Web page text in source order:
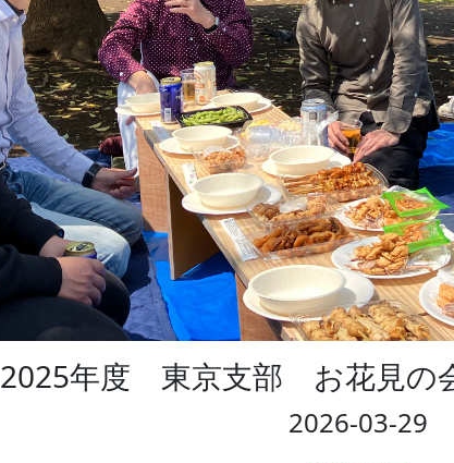
2025年度 東京支部 お花見の
2026-03-29